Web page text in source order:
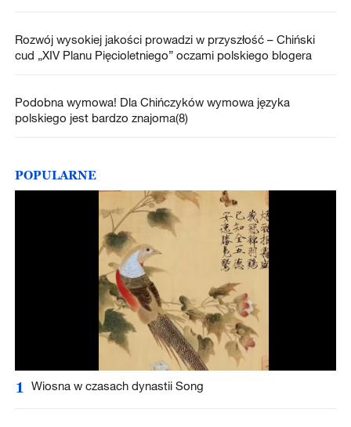
Rozwój wysokiej jakości prowadzi w przyszłość – Chiński
cud „XIV Planu Pięcioletniego” oczami polskiego blogera
Podobna wymowa! Dla Chińczyków wymowa języka
polskiego jest bardzo znajoma(8)
POPULARNE
1 Wiosna w czasach dynastii Song